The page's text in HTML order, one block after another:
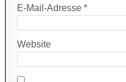
E-Mail-Adresse*
Website